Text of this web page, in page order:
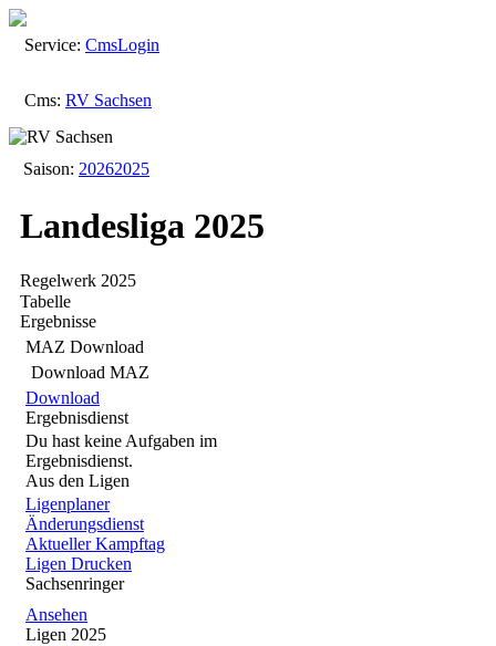
Cms: RV Sachsen
Service: CmsLogin
Saison: 20262025
Landesliga 2025
Regelwerk 2025
Tabelle
Ergebnisse
MAZ Download
Download MAZ
Download
Ergebnisdienst
Du hast keine Aufgaben im
Ergebnisdienst.
Aus den Ligen
Ligenplaner
Änderungsdienst
Aktueller Kampftag
Ligen Drucken
Sachsenringer
Ansehen
Ligen 2025